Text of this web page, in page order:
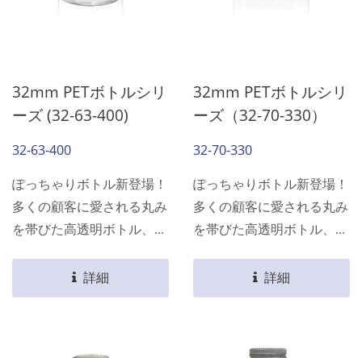
32mm PETボトルシリ
ーズ (32-63-400)
32-63-400
ぽっちゃりボトル新登場！
多くの顧客に愛される丸み
を帯びた高透明ボトル、か
合わせることで、かわいさ
とファッション感を両立さ
詳細
32mm PETボトルシリ
ーズ（32-70-330）
32-70-330
ぽっちゃりボトル新登場！
多くの顧客に愛される丸み
を帯びた高透明ボトル、か
合わせることで、かわいさ
とファッション感を両立さ
詳細